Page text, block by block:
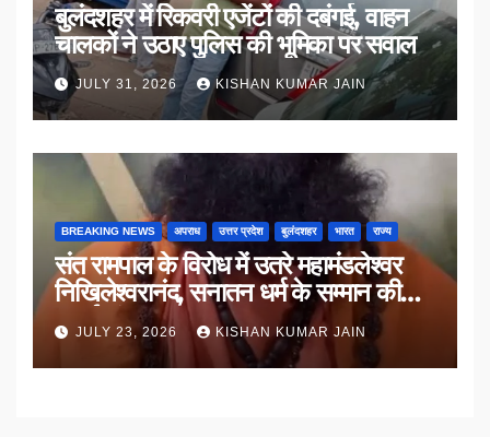
बुलंदशहर में रिकवरी एजेंटों की दबंगई, वाहन
चालकों ने उठाए पुलिस की भूमिका पर सवाल
JULY 31, 2026 KISHAN KUMAR JAIN
BREAKING NEWS अपराध उत्तर प्रदेश बुलंदशहर भारत राज्य
संत रामपाल के विरोध में उतरे महामंडलेश्वर
निखिलेश्वरानंद, सनातन धर्म के सम्मान की
उठाई मांग
JULY 23, 2026 KISHAN KUMAR JAIN